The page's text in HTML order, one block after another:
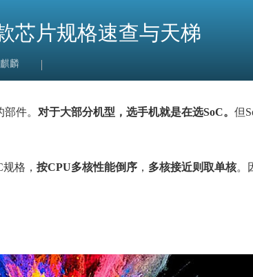
芯片规格速查与天梯
麒麟
件。 对于大部分机型，选手机就是在选SoC。 但
格， 按CPU多核性能倒序 ， 多核接近则取单核。